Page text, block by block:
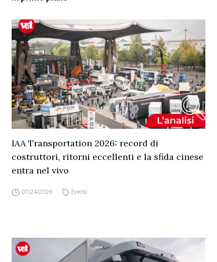
IAA Transportation 2026: record di
costruttori, ritorni eccellenti e la sfida cinese
entra nel vivo
07/24/2026 Eventi